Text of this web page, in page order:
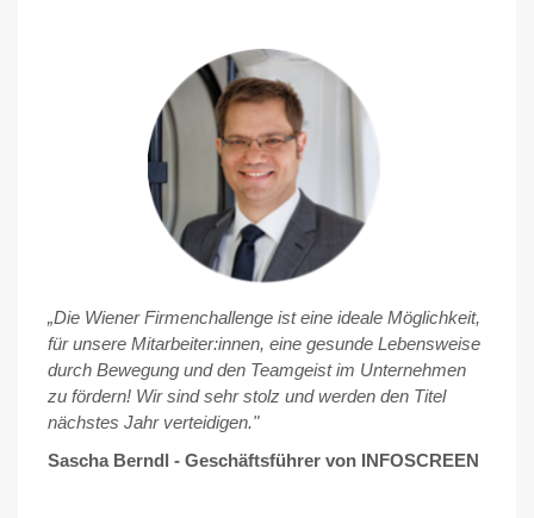
„Die Wiener Firmenchallenge ist eine ideale Möglichkeit,
für unsere Mitarbeiter:innen, eine gesunde Lebensweise
durch Bewegung und den Teamgeist im Unternehmen
zu fördern! Wir sind sehr stolz und werden den Titel
nächstes Jahr verteidigen."
Sascha Berndl - Geschäftsführer von INFOSCREEN